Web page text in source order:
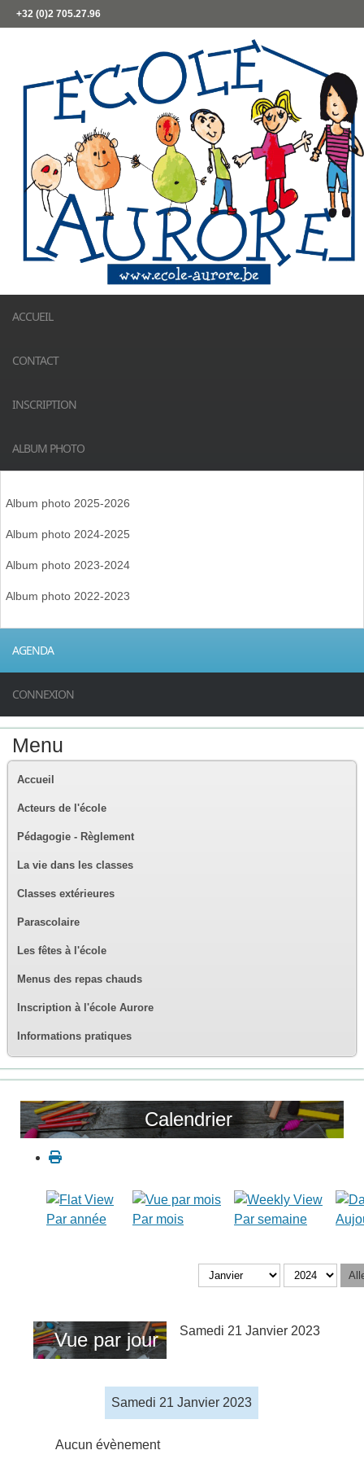
+32 (0)2 705.27.96
ACCUEIL
CONTACT
INSCRIPTION
ALBUM PHOTO
Album photo 2025-2026
Album photo 2024-2025
Album photo 2023-2024
Album photo 2022-2023
AGENDA
CONNEXION
Menu
Accueil
Acteurs de l'école
Pédagogie - Règlement
La vie dans les classes
Classes extérieures
Parascolaire
Les fêtes à l'école
Menus des repas chauds
Inscription à l'école Aurore
Informations pratiques
Calendrier
Par année Par mois Par semaine
Vue par jour Samedi 21 Janvier 2023
Samedi 21 Janvier 2023
Aucun évènement